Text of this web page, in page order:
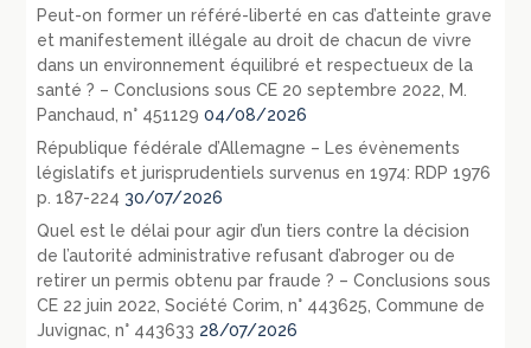
Peut-on former un référé-liberté en cas d’atteinte grave
et manifestement illégale au droit de chacun de vivre
dans un environnement équilibré et respectueux de la
santé ? – Conclusions sous CE 20 septembre 2022, M.
Panchaud, n° 451129 04/08/2026
République fédérale d’Allemagne – Les évènements
législatifs et jurisprudentiels survenus en 1974: RDP 1976
p. 187-224 30/07/2026
Quel est le délai pour agir d’un tiers contre la décision
de l’autorité administrative refusant d’abroger ou de
retirer un permis obtenu par fraude ? – Conclusions sous
CE 22 juin 2022, Société Corim, n° 443625, Commune de
Juvignac, n° 443633 28/07/2026